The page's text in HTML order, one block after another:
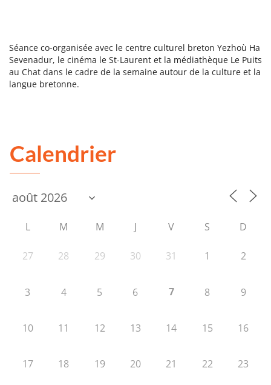
Séance co-organisée avec le centre culturel breton Yezhoù Ha
Sevenadur, le cinéma le St-Laurent et la médiathèque Le Puits
au Chat dans le cadre de la semaine autour de la culture et la
langue bretonne.
Calendrier
L M M J V S D
27 28 29 30 31 1 2
3 4 5 6 7 8 9
10 11 12 13 14 15 16
17 18 19 20 21 22 23